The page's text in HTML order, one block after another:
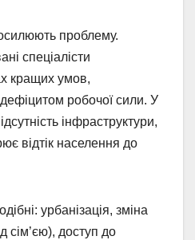
проблему.
спеціалісти
кращих умов,
робочої сили. У
інфраструктури,
відтік населення до
урбанізація, зміна
сім’єю), доступ до